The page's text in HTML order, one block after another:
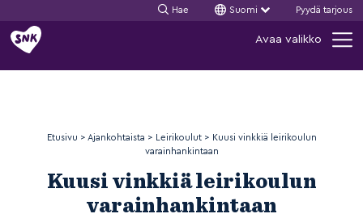
Siirry
sisältöön
Hae Suomi Pyydä tarjous
Avaa valikko
Etusivu > Ajankohtaista > Leirikoulut> Kuusi vinkkiä leirikoulun
varainhankintaan
Kuusi vinkkiä leirikoulun
varainhankintaan